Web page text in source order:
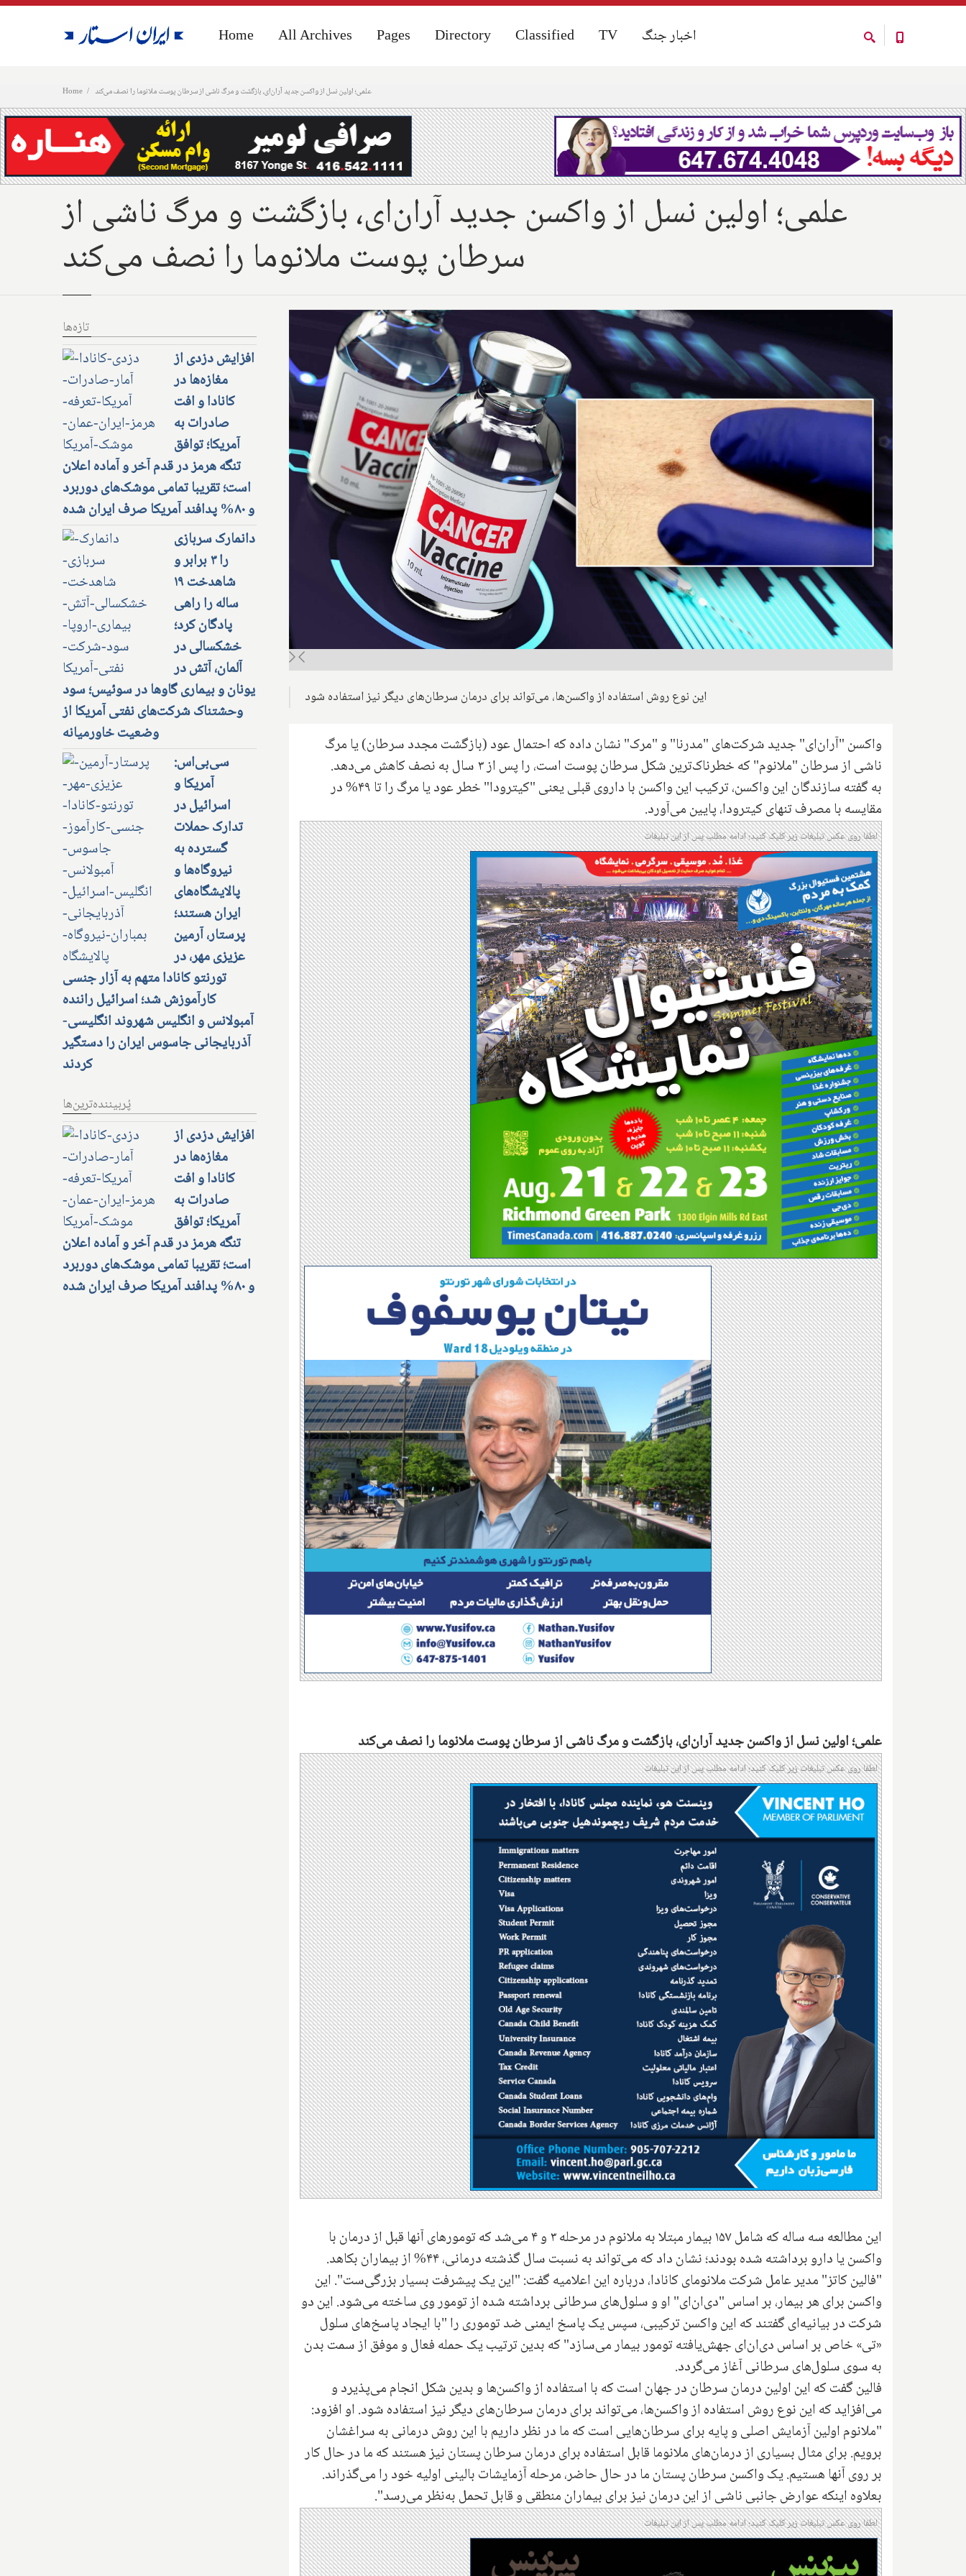
Home علمی؛ اولین نسل از واکسن جدید آران‌ای، بازگشت و مرگ ناشی از سرطان پوست ملانوما را نصف می‌کند
Home All Archives Pages Directory Classified TV اخبار جنگ Home All Archives Pages Directory Classified TV اخبار جنگ
علمی؛ اولین نسل از واکسن جدید آران‌ای، بازگشت و مرگ ناشی از
سرطان پوست ملانوما را نصف می‌کند
این نوع روش استفاده از واکسن‌ها، می‌تواند برای درمان سرطان‌های دیگر نیز استفاده شود
واکسن "آران‌ای" جدید شرکت‌های "مدرنا" و "مرک" نشان داده که احتمال عود (بازگشت مجدد سرطان) یا مرگ
ناشی از سرطان "ملانوم" که خطرناک‌ترین شکل سرطان پوست است، را پس از ۳ سال به نصف کاهش می‌دهد.
به گفته سازندگان این واکسن، ترکیب این واکسن با داروی قبلی یعنی "کیترودا" خطر عود یا مرگ را تا ۴۹% در
مقایسه با مصرف تنهای کیترودا، پایین می‌آورد.
لطفا روی عکس تبلیغات زیر کلیک کنید؛ ادامه مطلب پس از این تبلیغات
علمی؛ اولین نسل از واکسن جدید آران‌ای، بازگشت و مرگ ناشی از سرطان پوست ملانوما را نصف می‌کند
لطفا روی عکس تبلیغات زیر کلیک کنید؛ ادامه مطلب پس از این تبلیغات
این مطالعه سه ساله که شامل ۱۵۷ بیمار مبتلا به ملانوم در مرحله ۳ و ۴ می‌شد که تومورهای آنها قبل از درمان با
واکسن یا دارو برداشته شده بودند؛ نشان داد که می‌تواند به نسبت سال گذشته درمانی، ۴۴% از بیماران بکاهد.
"فالین کاتز" مدیر عامل شرکت ملانومای کانادا، درباره این اعلامیه گفت: "این یک پیشرفت بسیار بزرگی‌ست". این
واکسن برای هر بیمار، بر اساس "دی‌ان‌ای" او و سلول‌های سرطانی برداشته شده از تومور وی ساخته می‌شود. این دو
شرکت در بیانیه‌ای گفتند که این واکسن ترکیبی، سپس یک پاسخ ایمنی ضد توموری را "با ایجاد پاسخ‌های سلول
«تی» خاص بر اساس دی‌ان‌ای جهش‌یافته تومور بیمار می‌سازد" که بدین ترتیب یک حمله فعال و موفق از سمت بدن
به سوی سلول‌های سرطانی آغاز می‌گردد.
فالین گفت که این اولین درمان سرطان در جهان است که با استفاده از واکسن‌ها و بدین شکل انجام می‌پذیرد و
می‌افزاید که این نوع روش استفاده از واکسن‌ها، می‌تواند برای درمان سرطان‌های دیگر نیز استفاده شود. او افزود:
"ملانوم اولین آزمایش اصلی و پایه برای سرطان‌هایی است که ما در نظر داریم با این روش درمانی به سراغشان
برویم. برای مثال بسیاری از درمان‌های ملانوما قابل استفاده برای درمان سرطان پستان نیز هستند که ما در حال کار
بر روی آنها هستیم. یک واکسن سرطان پستان ما در حال حاضر، مرحله آزمایشات بالینی اولیه خود را می‌گذراند.
بعلاوه اینکه عوارض جانبی ناشی از این درمان نیز برای بیماران منطقی و قابل تحمل به‌نظر می‌رسد".
لطفا روی عکس تبلیغات زیر کلیک کنید؛ ادامه مطلب پس از این تبلیغات
تازه‌ها
افزایش دزدی از
مغازه‌ها در
کانادا و افت
صادرات به
آمریکا؛ توافق
تنگه هرمز در قدم آخر و آماده اعلان
است؛ تقریبا تمامی موشک‌های دوربرد
و ۸۰% پدافند آمریکا صرف ایران شده
دانمارک سربازی
را ۳ برابر و
شاهدخت ۱۹
ساله را راهی
پادگان کرد؛
خشکسالی در
آلمان، آتش در
یونان و بیماری گاوها در سوئیس؛ سود
وحشتناک شرکت‌های نفتی آمریکا از
وضعیت خاورمیانه
سی‌بی‌اس:
آمریکا و
اسرائیل در
تدارک حملات
گسترده به
نیروگاه‌ها و
پالایشگاه‌های
ایران هستند؛
پرستار، آرمین
عزیزی مهر، در
تورنتو کانادا متهم به آزار جنسی
کارآموزش شد؛ اسرائیل راننده
آمبولانس و انگلیس شهروند انگلیسی-
آذربایجانی جاسوس ایران را دستگیر
کردند
پُربیننده‌ترین‌ها
افزایش دزدی از
مغازه‌ها در
کانادا و افت
صادرات به
آمریکا؛ توافق
تنگه هرمز در قدم آخر و آماده اعلان
است؛ تقریبا تمامی موشک‌های دوربرد
و ۸۰% پدافند آمریکا صرف ایران شده